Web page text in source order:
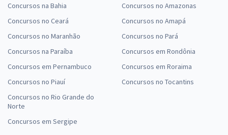
Concursos na Bahia
Concursos no Ceará
Concursos no Maranhão
Concursos na Paraíba
Concursos em Pernambuco
Concursos no Piauí
Concursos no Rio Grande do
Norte
Concursos em Sergipe
Concursos no Amazonas
Concursos no Amapá
Concursos no Pará
Concursos em Rondônia
Concursos em Roraima
Concursos no Tocantins